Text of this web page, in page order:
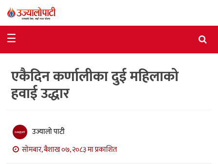
राजनीति
विशेष
आर्थिक
अन्तर्वार्ता
मनोरञ्जन
☰
एकैदिन कर्णालीका दुई महिलाको
हवाई उद्धार
उज्यालो पाटी
सोमबार, बैशाख ०७, २०८३ मा प्रकाशित